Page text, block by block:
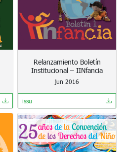
Relanzamiento Boletín
Institucional – IINfancia
jun 2016
issu